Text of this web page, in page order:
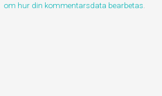
om hur din kommentarsdata bearbetas.